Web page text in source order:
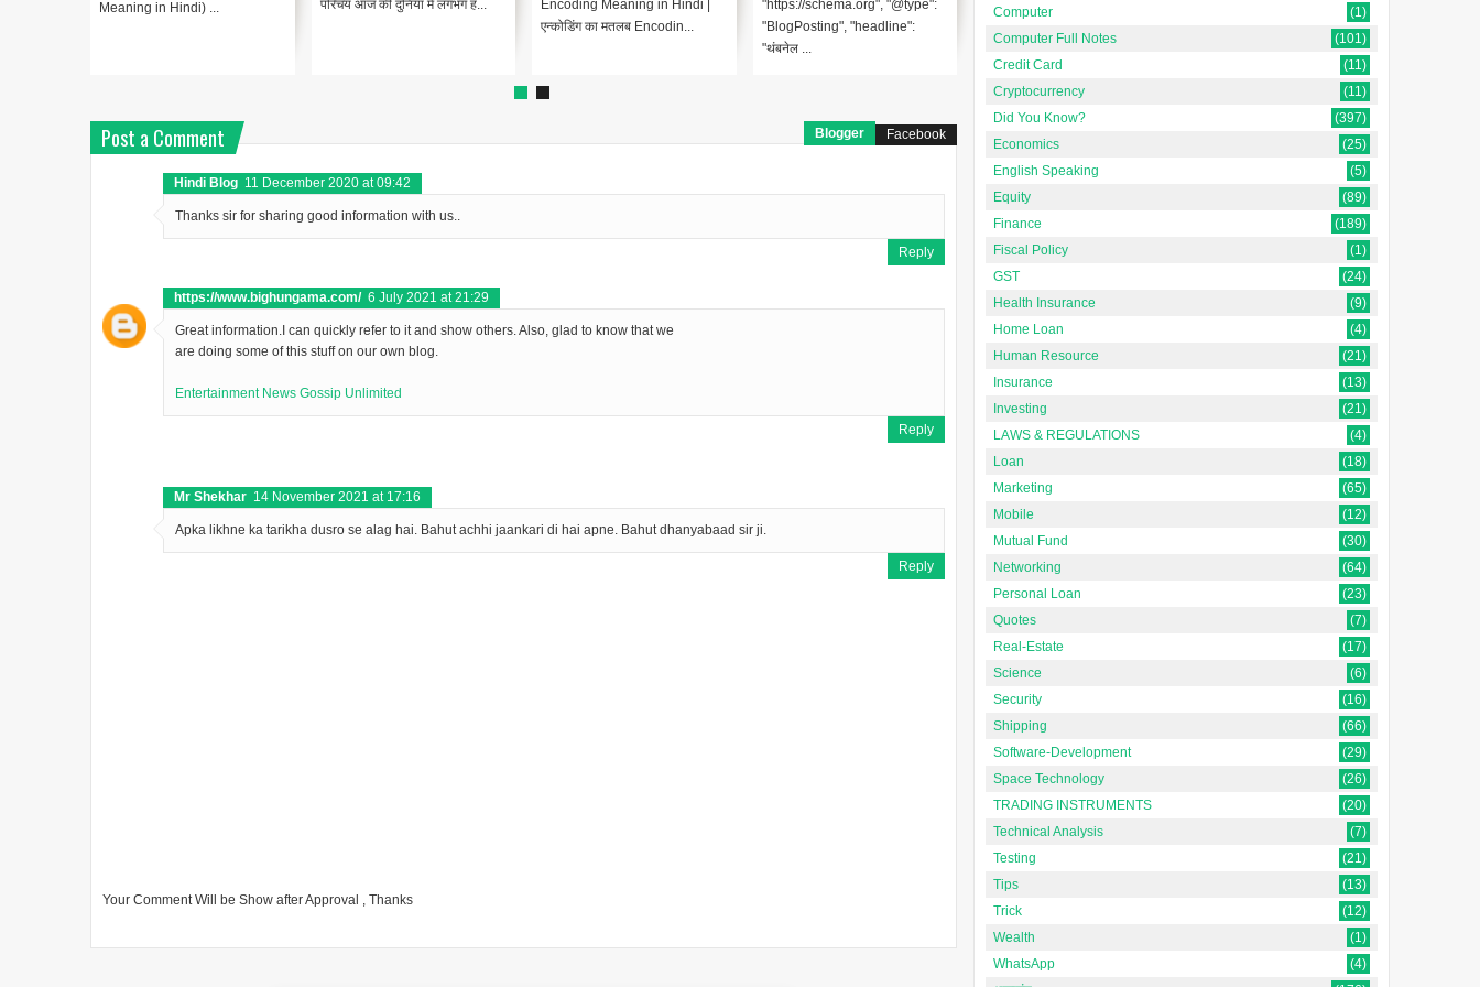
Meaning in Hindi) ...
परिचय आज की दुनिया में लगभग ह...
Encoding Meaning in Hindi |
एन्कोडिंग का मतलब Encodin...
"https://schema.org", "@type":
"BlogPosting", "headline":
"थंबनेल ...
"https://schema.org", "@type":
Hindi | बफ़रिंग का मतलब Buffering
Post a Comment Blogger Facebook
Hindi Blog 11 December 2020 at 09:42
Thanks sir for sharing good information with us..
Reply
https://www.bighungama.com/ 6 July 2021 at 21:29
Great information.I can quickly refer to it and show others. Also, glad to know that we
are doing some of this stuff on our own blog.
Entertainment News Gossip Unlimited
Reply
Mr Shekhar 14 November 2021 at 17:16
Apka likhne ka tarikha dusro se alag hai. Bahut achhi jaankari di hai apne. Bahut dhanyabaad sir ji.
Reply
Your Comment Will be Show after Approval , Thanks
Computer
(1)
Computer Full Notes
(101)
Credit Card
(11)
Cryptocurrency
(11)
Did You Know?
(397)
Economics
(25)
English Speaking
(5)
Equity
(89)
Finance
(189)
Fiscal Policy
(1)
GST
(24)
Health Insurance
(9)
Home Loan
(4)
Human Resource
(21)
Insurance
(13)
Investing
(21)
LAWS & REGULATIONS
(4)
Loan
(18)
Marketing
(65)
Mobile
(12)
Mutual Fund
(30)
Networking
(64)
Personal Loan
(23)
Quotes
(7)
Real-Estate
(17)
Science
(6)
Security
(16)
Shipping
(66)
Software-Development
(29)
Space Technology
(26)
TRADING INSTRUMENTS
(20)
Technical Analysis
(7)
Testing
(21)
Tips
(13)
Trick
(12)
Wealth
(1)
WhatsApp
(4)